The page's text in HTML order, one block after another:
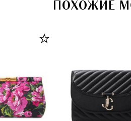
ПОХОЖИЕ